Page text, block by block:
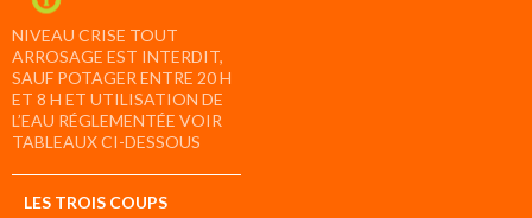
NIVEAU CRISE TOUT
ARROSAGE EST INTERDIT,
SAUF POTAGER ENTRE 20 H
ET 8 H ET UTILISATION DE
L’EAU RÉGLEMENTÉE VOIR
TABLEAUX CI-DESSOUS
LES TROIS COUPS